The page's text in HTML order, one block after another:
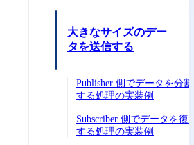
大きなサイズのデー
タを送信する
Publisher 側でデータを分割
する処理の実装例
Subscriber 側でデータを復元
する処理の実装例